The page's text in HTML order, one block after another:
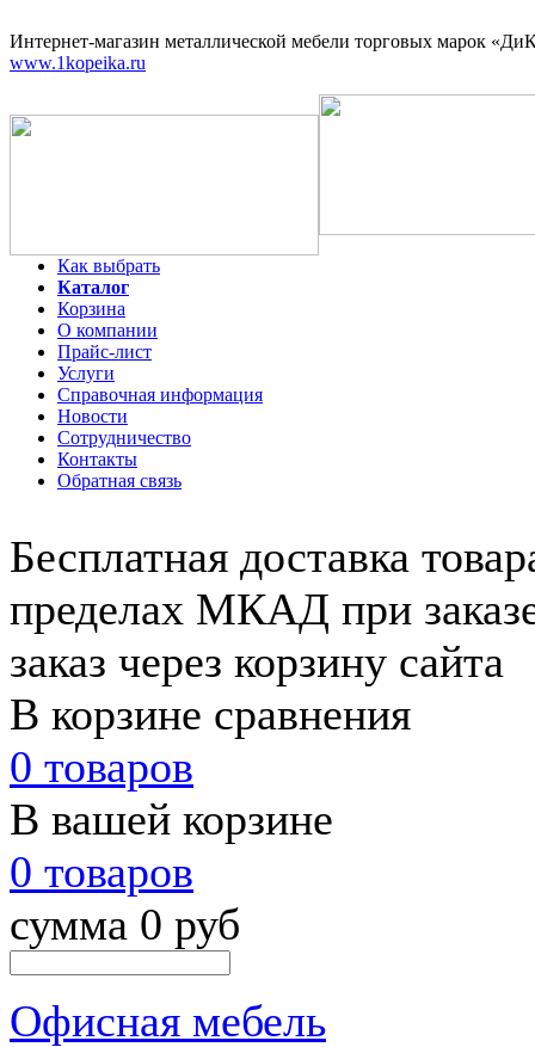
Интернет-магазин металлической мебели торговых марок
www.1kopeika.ru
Как выбрать
Каталог
Корзина
О компании
Прайс-лист
Услуги
Справочная информация
Новости
Сотрудничество
Контакты
Обратная связь
Бесплатная доставка
пределах МКАД при
заказ через корзину сайта
В корзине сравнения
0 товаров
В вашей корзине
0 товаров
сумма 0 руб
Офисная мебель